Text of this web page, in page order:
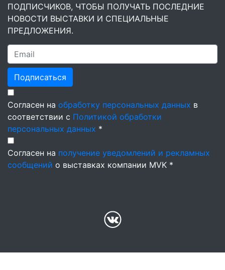
ПОДПИСЧИКОВ, ЧТОБЫ ПОЛУЧАТЬ ПОСЛЕДНИЕ
НОВОСТИ ВЫСТАВКИ И СПЕЦИАЛЬНЫЕ
ПРЕДЛОЖЕНИЯ.
Подписаться
Согласен на обработку персональных данных в
соответствии с Политикой обработки
персональных данных *
Согласен на получение уведомлений и рекламных
сообщений о выставках компании MVK *